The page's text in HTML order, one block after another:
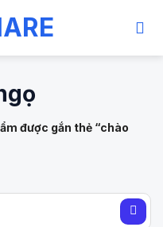
được gắn thẻ “chào